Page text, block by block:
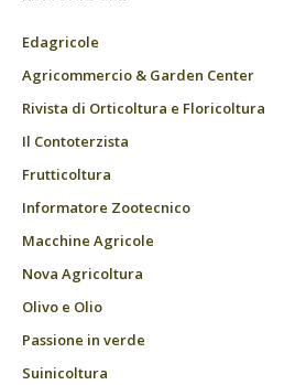
Edagricole
Agricommercio & Garden Center
Rivista di Orticoltura e Floricoltura
Il Contoterzista
Frutticoltura
Informatore Zootecnico
Macchine Agricole
Nova Agricoltura
Olivo e Olio
Passione in verde
Suinicoltura